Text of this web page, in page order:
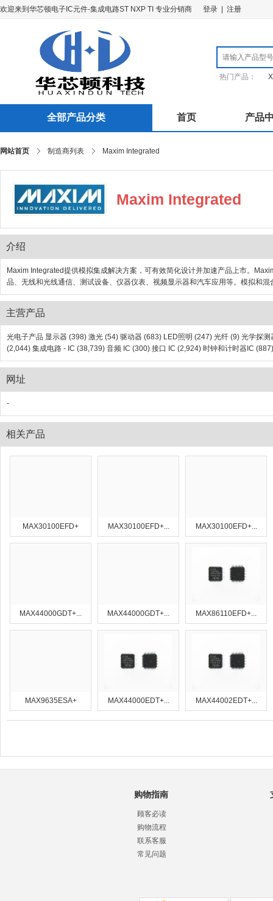
欢迎来到华芯顿电子IC元件-集成电路ST NXP TI 专业分销商 登录 注册
热门产品：
全部产品分类 首页 产品
网站首页 制造商列表 Maxim Integrated
Maxim Integrated
介绍
Maxim Integrated提供模拟集成解决方案，可有效简化设计并加速产品上市。
品、无线和光线通信、测试设备、仪器仪表、视频显示器和汽车应用等。模拟和
主营产品
光电子产品 显示器 (398) 激光 (54) 驱动器 (683) LED照明 (247) 光纤 (9) 光学探
(2,044) 集成电路 - IC (38,739) 音频 IC (300) 接口 IC (2,924) 时钟和计时器IC
网址
-
相关产品
MAX30100EFD+ MAX30100EFD+... MAX30100EFD+...
MAX44000GDT+... MAX44000GDT+... MAX86110EFD+...
MAX9635ESA+ MAX44000EDT+... MAX44002EDT+...
购物指南
顾客必读
购物流程
联系客服
常见问题